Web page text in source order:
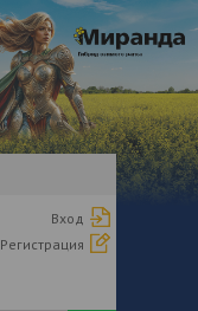
Вход
Регистрация